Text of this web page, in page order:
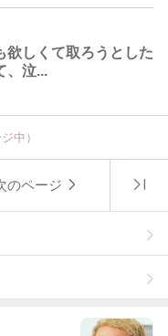
欲しくて取ろうとした
、泣...
中）
のページ